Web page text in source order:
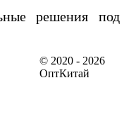
решения под
© 2020 - 2026
ОптКитай